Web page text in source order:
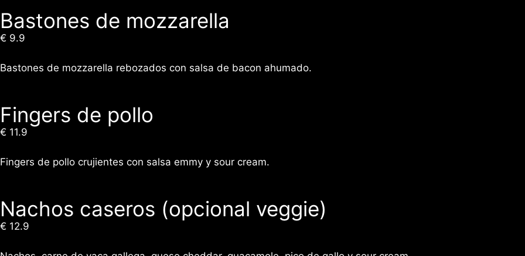
Bastones de mozzarella
€ 9.9
Bastones de mozzarella rebozados con salsa de bacon ahumado.
Fingers de pollo
€ 11.9
Fingers de pollo crujientes con salsa emmy y sour cream.
Nachos caseros (opcional veggie)
€ 12.9